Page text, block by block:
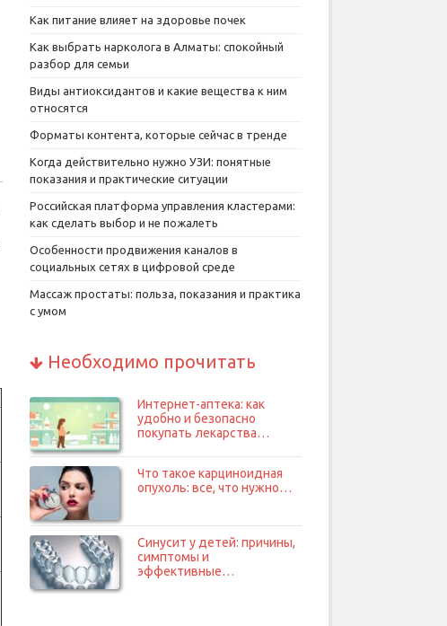
Как питание влияет на здоровье почек
Как выбрать нарколога в Алматы: спокойный
разбор для семьи
Виды антиоксидантов и какие вещества к ним
относятся
Форматы контента, которые сейчас в тренде
Когда действительно нужно УЗИ: понятные
показания и практические ситуации
Российская платформа управления кластерами:
как сделать выбор и не пожалеть
Особенности продвижения каналов в
социальных сетях в цифровой среде
Массаж простаты: польза, показания и практика
с умом
Необходимо прочитать
Интернет-аптека: как
удобно и безопасно
покупать лекарства…
Что такое карциноидная
опухоль: все, что нужно…
Синусит у детей: причины,
симптомы и
эффективные…